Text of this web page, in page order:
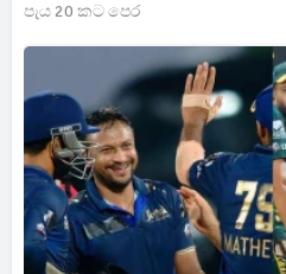
පැය 20 කට පෙර